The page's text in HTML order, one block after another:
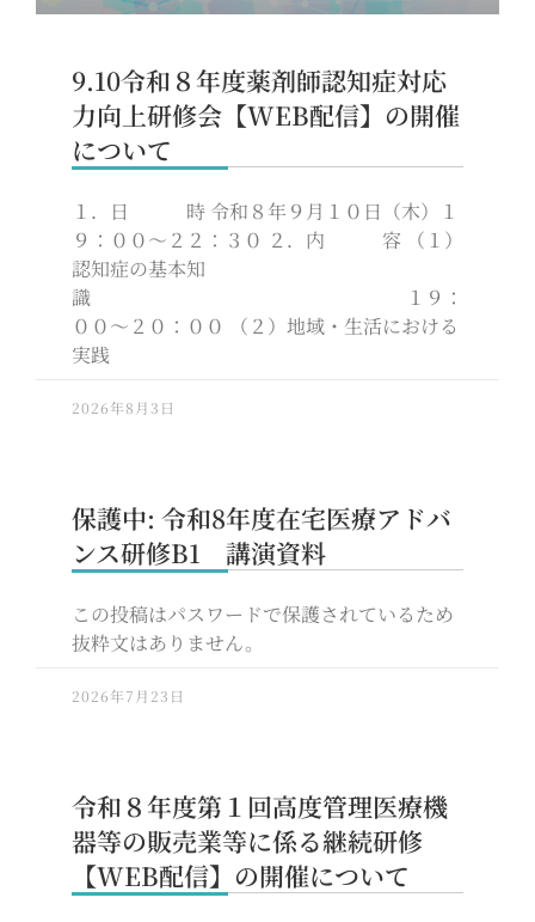
9.10令和８年度薬剤師認知症対応
力向上研修会【WEB配信】の開催
について
１．日 時 令和８年９月１０日（木）１
９：００～２２：３０ ２．内 容 （１）
認知症の基本知
識 １９：
００～２０：００ （２）地域・生活における
実践
2026年8月3日
保護中: 令和8年度在宅医療アドバ
ンス研修B1 講演資料
この投稿はパスワードで保護されているため
抜粋文はありません。
2026年7月23日
令和８年度第１回高度管理医療機
器等の販売業等に係る継続研修
【WEB配信】の開催について